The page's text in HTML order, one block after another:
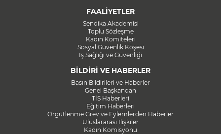
FAALİYETLER
Sendika Akademisi
Toplu Sözleşme
Kadın Komiteleri
Sosyal Güvenlik Köşesi
İş Sağlığı ve Güvenliği
BİLDİRİ VE HABERLER
Basın Bildirileri ve Haberler
Genel Başkandan
TİS Haberleri
Eğitim Haberleri
Örgütlenme Grev ve Eylemlerden Haberler
Uluslararası İlişkiler
Kadın Komisyonu